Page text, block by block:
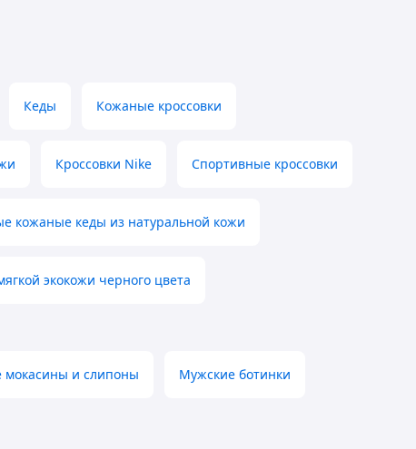
Кеды Кожаные кроссовки
Кроссовки Nike Спортивные кроссовки
кожаные кеды из натуральной кожи
экокожи черного цвета
мокасины и слипоны Мужские ботинки